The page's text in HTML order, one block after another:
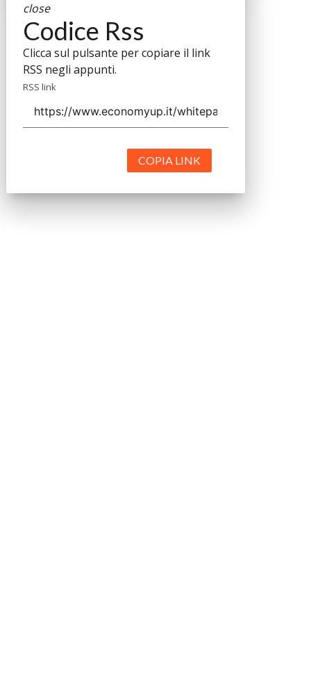
close
Codice Rss
Clicca sul pulsante per copiare il link
RSS negli appunti.
RSS link
COPIA LINK